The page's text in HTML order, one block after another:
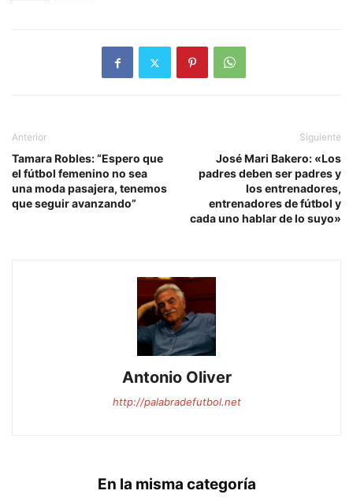
Anterior
Tamara Robles: “Espero que
el fútbol femenino no sea
una moda pasajera, tenemos
que seguir avanzando”
Siguiente
José Mari Bakero: «Los
padres deben ser padres y
los entrenadores,
entrenadores de fútbol y
cada uno hablar de lo suyo»
Antonio Oliver
http://palabradefutbol.net
En la misma categoría